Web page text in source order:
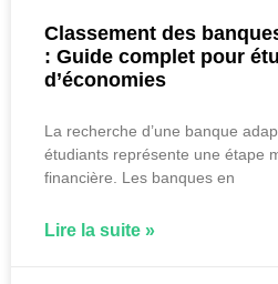
Classement des
: Guide complet pour
d’économies
La recherche d’une banque
étudiants représente une étape
financière. Les banques en
Lire la suite »